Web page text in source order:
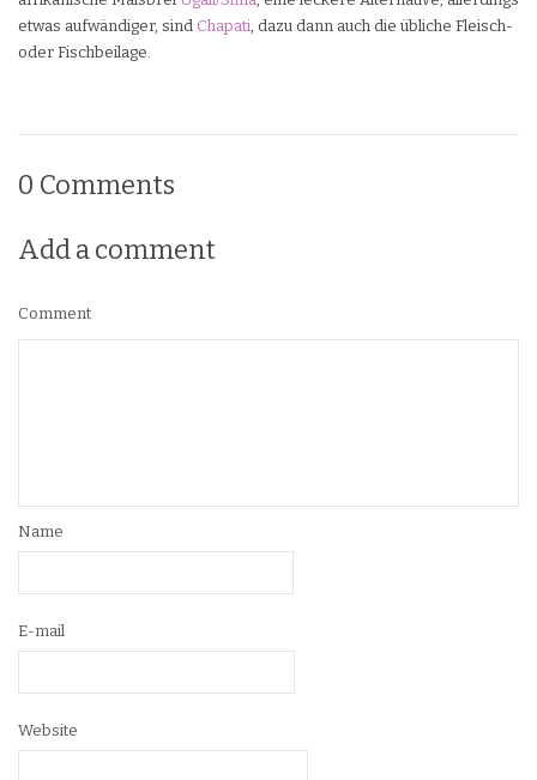
etwas aufwändiger, sind Chapati , dazu dann auch die übliche Fleisch-
oder Fischbeilage.
0 Comments
Add a comment
Comment
Name
E-mail
Website